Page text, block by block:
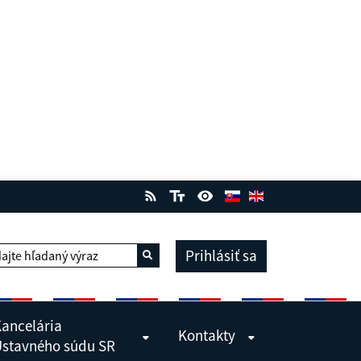
hľadaný výraz Vyhľadať Prihlásiť sa
súdu SR
Kontakty